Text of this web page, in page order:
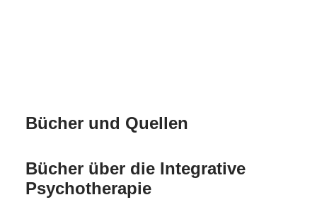
Bücher und Quellen
Bücher über die Integrative
Psychotherapie